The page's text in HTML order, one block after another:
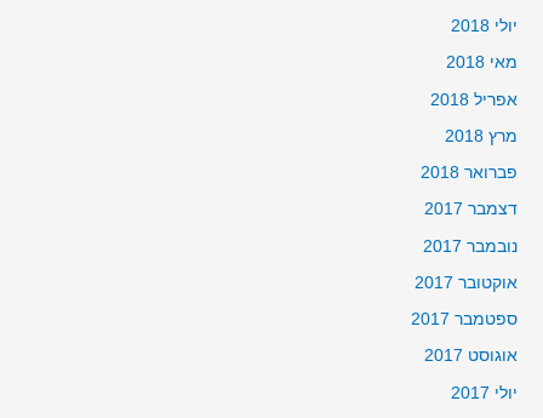
יולי 2018
מאי 2018
אפריל 2018
מרץ 2018
פברואר 2018
דצמבר 2017
נובמבר 2017
אוקטובר 2017
ספטמבר 2017
אוגוסט 2017
יולי 2017